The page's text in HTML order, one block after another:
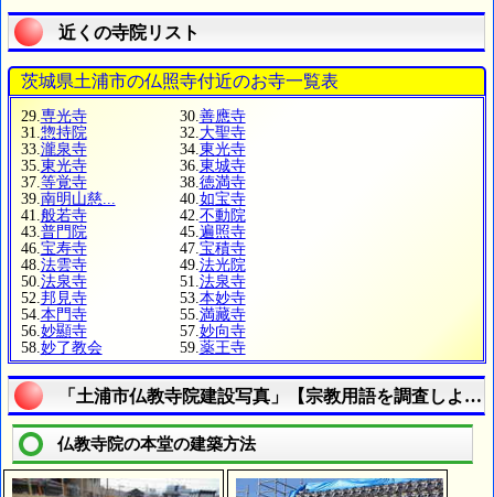
近くの寺院リスト
茨城県土浦市の仏照寺付近のお寺一覧表
29. 専光寺 30. 善應寺
31. 惣持院 32. 大聖寺
33. 瀧泉寺 34. 東光寺
35. 東光寺 36. 東城寺
37. 等覚寺 38. 徳満寺
39. 南明山慈... 40. 如宝寺
41. 般若寺 42. 不動院
43. 普門院 45. 遍照寺
46. 宝寿寺 47. 宝積寺
48. 法雲寺 49. 法光院
50. 法泉寺 51. 法泉寺
52. 邦見寺 53. 本妙寺
54. 本門寺 55. 満藏寺
56. 妙顯寺 57. 妙向寺
58. 妙了教会 59. 薬王寺
「土浦市仏教寺院建設写真」【宗教用語を調査しよう
仏教寺院の本堂の建築方法